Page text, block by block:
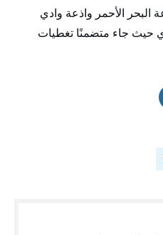
البحر الأحمر واذعة وادي
حيث جاء متضمنًا تغطيات